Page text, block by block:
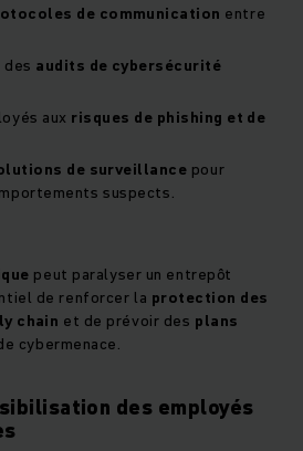
de communication entre
audits de cybersécurité
aux risques de phishing et de
de surveillance pour
suspects.
peut paralyser un entrepôt
de renforcer la protection des
chain et de prévoir des plans
cybermenace.
des employés